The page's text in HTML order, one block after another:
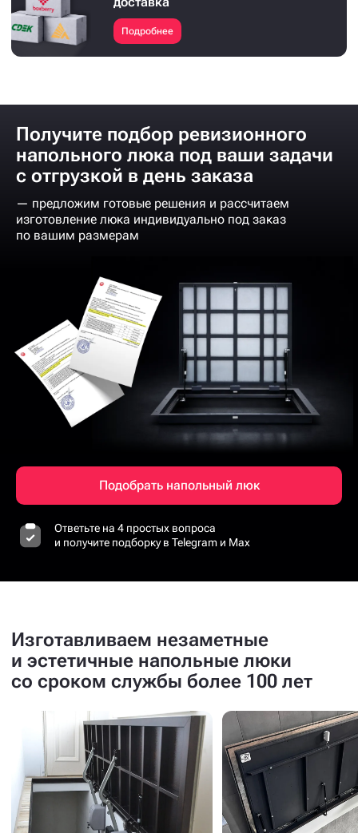
Подробнее
Получите подбор ревизионного
напольного люка под ваши задачи
с отгрузкой в день заказа
— предложим готовые решения и рассчитаем
изготовление люка индивидуально под заказ
по вашим размерам
Подобрать напольный люк
Ответьте на 4 простых вопроса
и получите подборку в Telegram и Max
Изготавливаем незаметные
и эстетичные напольные люки
со сроком службы более 100 лет